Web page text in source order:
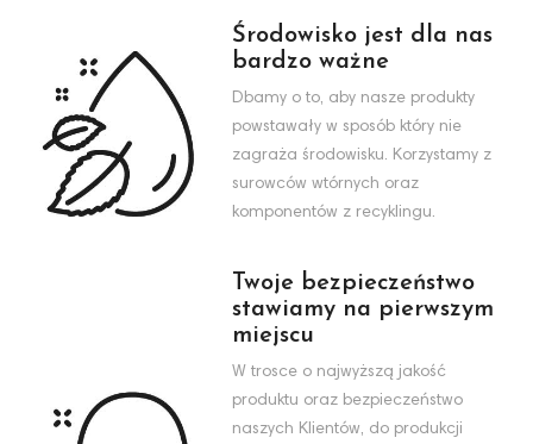
Środowisko jest dla nas
bardzo ważne
Dbamy o to, aby nasze produkty
powstawały w sposób który nie
zagraża środowisku. Korzystamy z
surowców wtórnych oraz
komponentów z recyklingu.
Twoje bezpieczeństwo
stawiamy na pierwszym
miejscu
W trosce o najwyższą jakość
produktu oraz bezpieczeństwo
naszych Klientów, do produkcji